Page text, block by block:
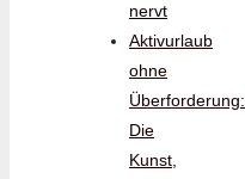
nervt
Aktivurlaub
ohne
Überforderung:
Die
Kunst,